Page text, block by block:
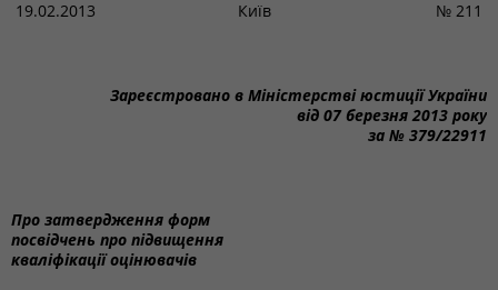
19.02.2013 Київ № 211
Зареєстровано в Міністерстві юстиції України
від 07 березня 2013 року
за № 379/22911
Про затвердження форм
посвідчень про підвищення
кваліфікації оцінювачів